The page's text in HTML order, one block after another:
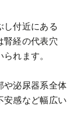
し付近にある
腎経の代表穴
れます。
や泌尿器系全体
安感など幅広い